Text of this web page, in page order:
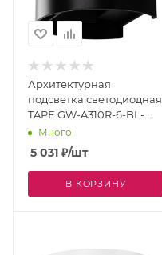
Архитектурная
подсветка светодиодная
TAPE GW-A310R-6-BL-
WW IP54
Много
5 031 ₽/шт
В КОРЗИНУ